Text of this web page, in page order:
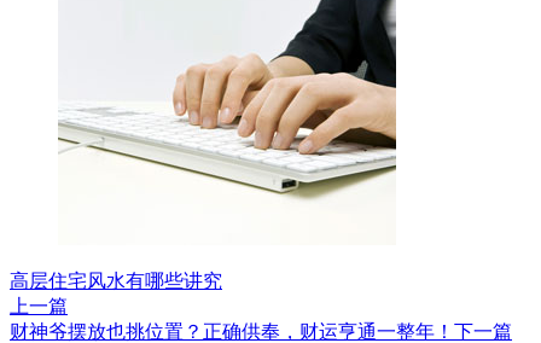
高层住宅风水有哪些讲究
上一篇
财神爷摆放也挑位置？正确供奉，财运亨通一整年！ 下一篇